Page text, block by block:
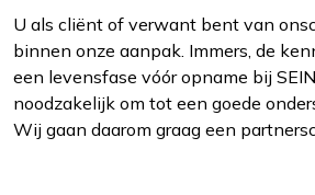
U als cliënt of verwant bent van
binnen onze aanpak. Immers, de
een levensfase vóór opname bij
noodzakelijk om tot een goede
Wij gaan daarom graag een